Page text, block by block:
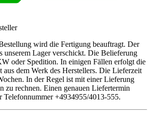
wird die Fertigung beauftragt. Der
unserem Lager verschickt. Die Belieferung
oder Spedition. In einigen Fällen erfolgt die
dem Werk des Herstellers. Die Lieferzeit
In der Regel ist mit einer Lieferung
zu rechnen. Einen genauen Liefertermin
Telefonnummer +4934955/4013-555.